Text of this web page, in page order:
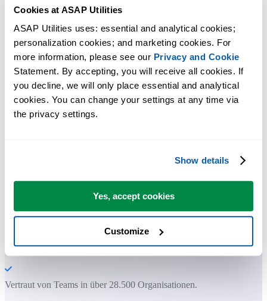
Cookies at ASAP Utilities
ASAP Utilities uses: essential and analytical cookies;
personalization cookies; and marketing cookies. For
more information, please see our Privacy and Cookie
Statement. By accepting, you will receive all cookies. If
you decline, we will only place essential and analytical
cookies. You can change your settings at any time via
the privacy settings.
Show details
Yes, accept cookies
Customize
Praktische Tools, die viele Excel-Nutzer in Excel vermissen.
Zeit sparen in Excel. Schnell und einfach.
Die meisten Nutzer beginnen mit wenigen Tools. Viele nutzen
ASAP Utilities schließlich täglich.
Vertraut von Teams in über 28.500 Organisationen.